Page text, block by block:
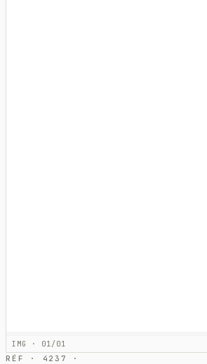
IMG · 01/01
RÉF · 4237 ·